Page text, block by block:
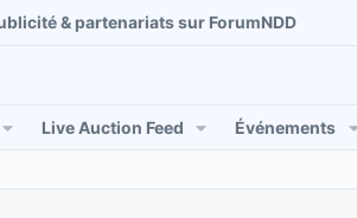
& partenariats sur ForumNDD
Live Auction Feed Événements